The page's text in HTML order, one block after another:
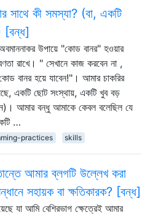
সাথে কী সমস্যা? (বা, একটি
[বন্ধ]
উপায়ে "কোড বানর" হওয়ার
রাখে। " সেখানে কাজ করবেন না ,
বানর হয়ে যাবেন!"। আমার চাকরির
একটি ছোট সংস্থায়, একটি খুব বড়
আমার বন্ধু আমাকে কেবল বলেছিল যে
…
practices skills
আমার ব্লগটি উল্লেখ করা
সহায়ক বা ক্ষতিকারক? [বন্ধ]
যা আমি বেশিরভাগ ক্ষেত্রেই আমার